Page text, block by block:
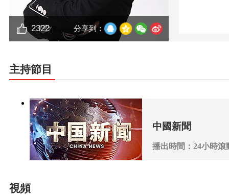
2322 分享到：
主持節目
中國新聞
播出時間：24小時滾
視頻